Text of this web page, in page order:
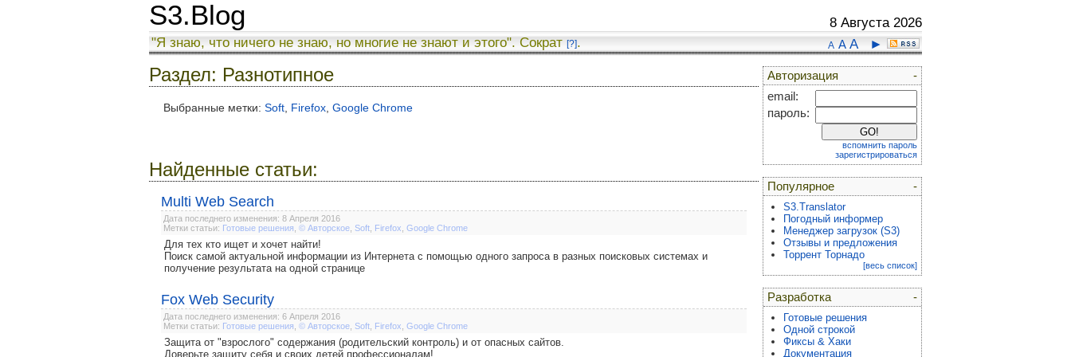
S3.Blog 8 Августа 2026
A A A ►
"Я знаю, что ничего не знаю, но многие не знают и этого". Сократ [?].
Раздел: Разнотипное
Выбранные метки: Soft Firefox Google Chrome
Найденные статьи:
Multi Web Search
Дата последнего изменения: 8 Апреля 2016
Метки статьи: Готовые решения © Авторское Soft Firefox Google Chrome
Для тех кто ищет и хочет найти!
Поиск самой актуальной информации из Интернета с помощью одного запроса в разных поисковых системах и
получение результата на одной странице
Fox Web Security
Дата последнего изменения: 6 Апреля 2016
Метки статьи: Готовые решения © Авторское Soft Firefox Google Chrome
Защита от "взрослого" содержания (родительский контроль) и от опасных сайтов.
Доверьте защиту себя и своих детей профессионалам!
-
Авторизация
email:
пароль:
вспомнить пароль
зарегистрироваться
-
Популярное
S3.Translator
Погодный информер
Менеджер загрузок (S3)
Отзывы и предложения
Торрент Торнадо
[весь список]
-
Разработка
Готовые решения
Одной строкой
Фиксы & Хаки
Документация